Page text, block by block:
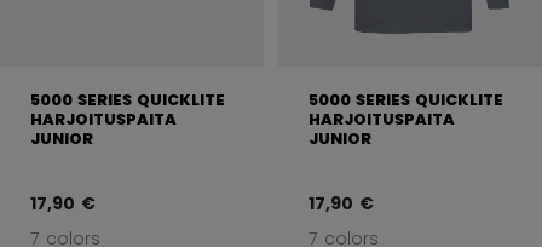
5000 SERIES QUICKLITE
HARJOITUSPAITA
JUNIOR
17,90 €
7 colors
5000 SERIES QUICKLITE
HARJOITUSPAITA
JUNIOR
17,90 €
7 colors